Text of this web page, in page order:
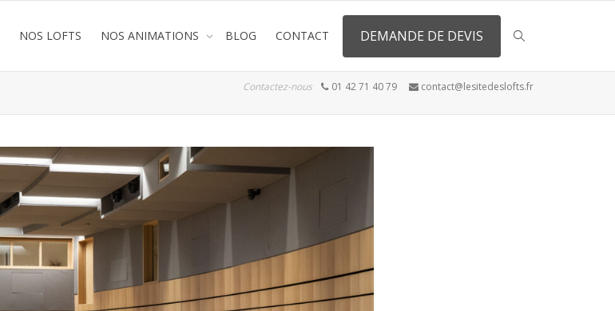
NOS LOFTS NOS ANIMATIONS BLOG CONTACT DEMANDE DE DEVIS
Contactez-nous 01 42 71 40 79 contact@lesitedeslofts.fr